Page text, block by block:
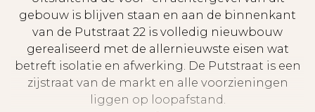
gebouw is blijven staan en aan de binnenkant
van de Putstraat 22 is volledig nieuwbouw
gerealiseerd met de allernieuwste eisen wat
betreft isolatie en afwerking. De Putstraat is een
zijstraat van de markt en alle voorzieningen
liggen op loopafstand.